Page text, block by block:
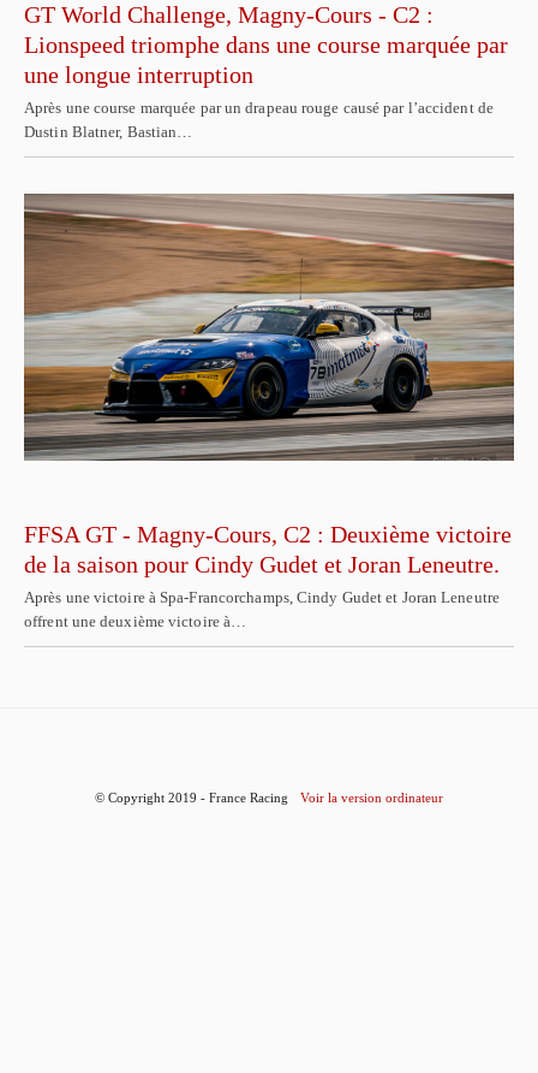
GT World Challenge, Magny-Cours - C2 :
Lionspeed triomphe dans une course marquée par
une longue interruption
Après une course marquée par un drapeau rouge causé par l’accident de
Dustin Blatner, Bastian…
FFSA GT - Magny-Cours, C2 : Deuxième victoire
de la saison pour Cindy Gudet et Joran Leneutre.
Après une victoire à Spa-Francorchamps, Cindy Gudet et Joran Leneutre
offrent une deuxième victoire à…
© Copyright 2019 - France Racing Voir la version ordinateur